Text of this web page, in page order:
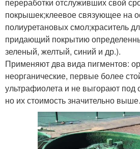
покрышек;клеевое связующее на
полиуретановых смол;краситель
придающий покрытию
зеленый, желтый, синий и др.).
Применяют два вида пигментов:
неорганические, первые более
ультрафиолета и не выгорают
но их стоимость значительно выше.